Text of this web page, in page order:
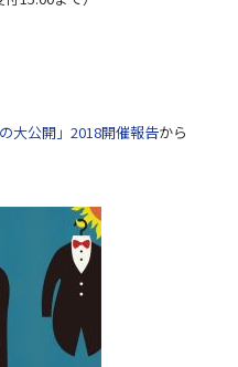
大公開」2018開催報告から